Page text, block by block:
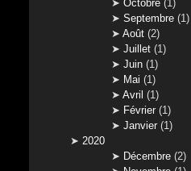
Octobre (1)
Septembre (1)
Août (2)
Juillet (1)
Juin (1)
Mai (1)
Avril (1)
Février (1)
Janvier (1)
2020
Décembre (2)